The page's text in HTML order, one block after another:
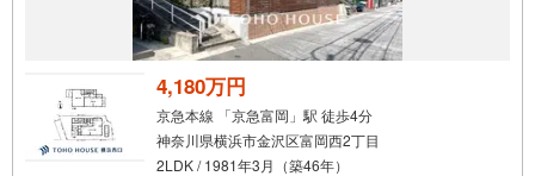
4,180万円
京急本線 「京急富岡」駅 徒歩4分
神奈川県横浜市金沢区富岡西2丁目
2LDK / 1981年3月（築46年）